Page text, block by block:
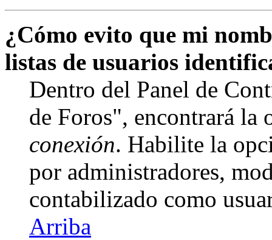
¿Cómo evito que mi
listas de usuarios
Dentro del Panel de
de Foros", encontrará la
conexión. Habilite la
por administradores,
contabilizado como
Arriba